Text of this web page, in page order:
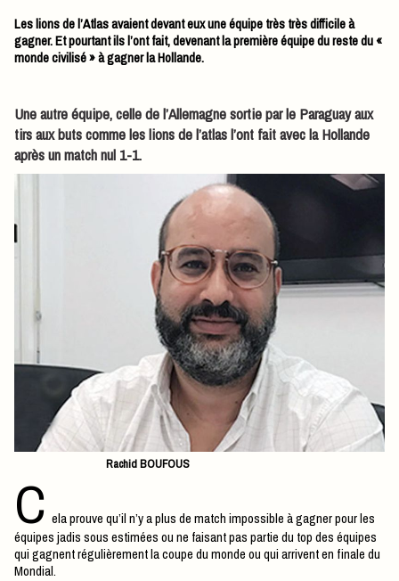
Les lions de l’Atlas avaient devant eux une équipe très très difficile à
gagner. Et pourtant ils l’ont fait, devenant la première équipe du reste du «
monde civilisé » à gagner la Hollande.
Une autre équipe, celle de l’Allemagne sortie par le Paraguay aux
tirs aux buts comme les lions de l’atlas l’ont fait avec la Hollande
après un match nul 1-1.
Rachid BOUFOUS
C ela prouve qu’il n’y a plus de match impossible à gagner pour les
équipes jadis sous estimées ou ne faisant pas partie du top des équipes
qui gagnent régulièrement la coupe du monde ou qui arrivent en finale du
Mondial.